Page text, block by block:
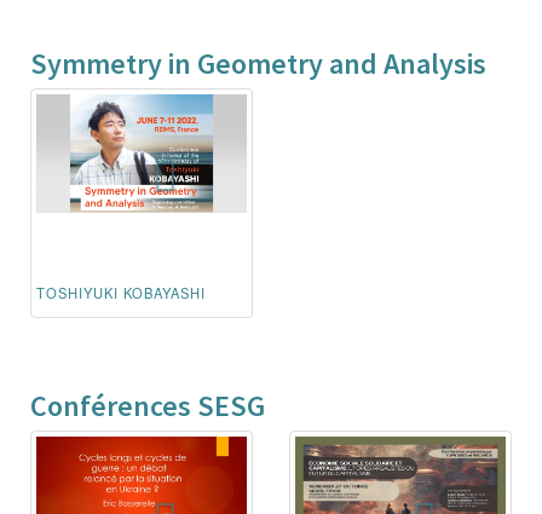
Symmetry in Geometry and Analysis
TOSHIYUKI KOBAYASHI
Conférences SESG